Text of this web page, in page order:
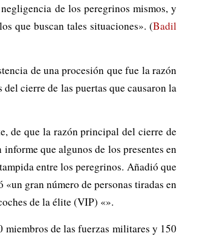
de los peregrinos mismos, y
que buscan tales situaciones». (Badil
de una procesión que fue la razón
cierre de las puertas que causaron la
de que la razón principal del cierre de
que algunos de los presentes en
entre los peregrinos. Añadió que
gran número de personas tiradas en
de la élite (VIP) «».
de las fuerzas militares y 150